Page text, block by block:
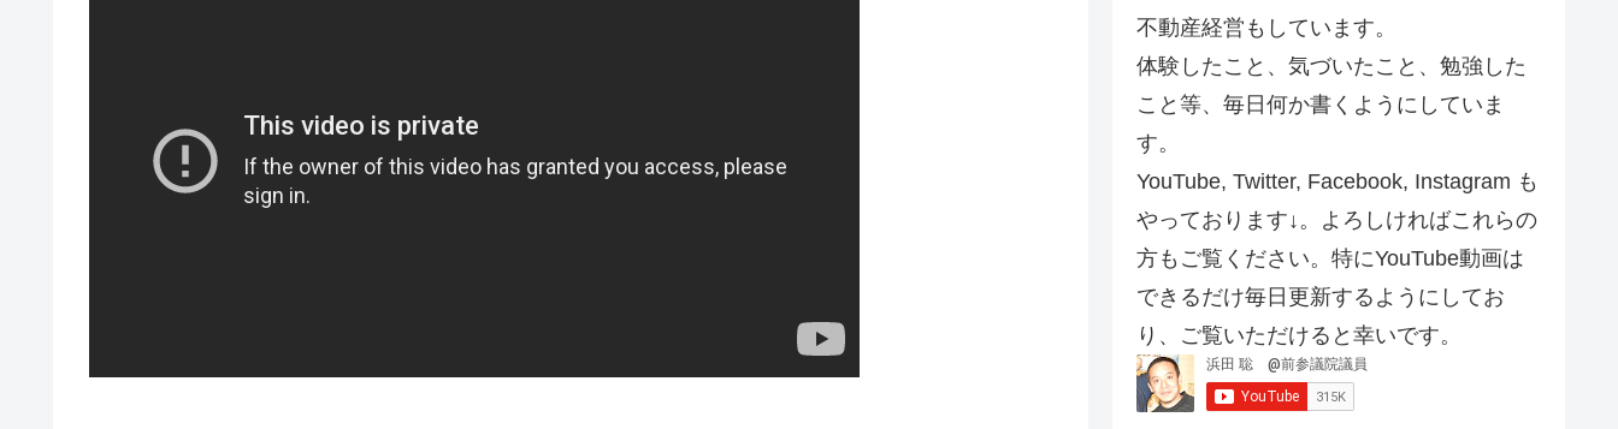
不動産経営もしています。
体験したこと、気づいたこと、勉強した
こと等、毎日何か書くようにしていま
す。
YouTube, Twitter, Facebook, Instagram も
やっております↓。よろしければこれらの
方もご覧ください。特にYouTube動画は
できるだけ毎日更新するようにしてお
り、ご覧いただけると幸いです。